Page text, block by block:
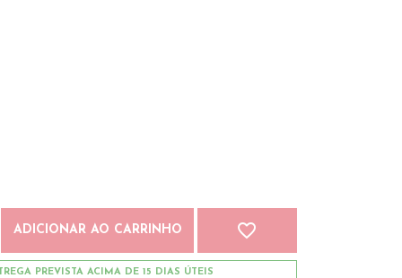
ADICIONAR AO CARRINHO favorite_border
PREVISTA ACIMA DE 15 DIAS ÚTEIS